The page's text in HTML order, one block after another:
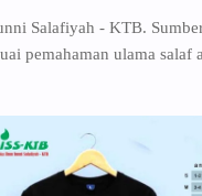
Salafiyah - KTB.
pemahaman ulama salaf